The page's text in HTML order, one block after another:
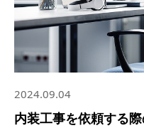
2024.09.04
内装工事を依頼する